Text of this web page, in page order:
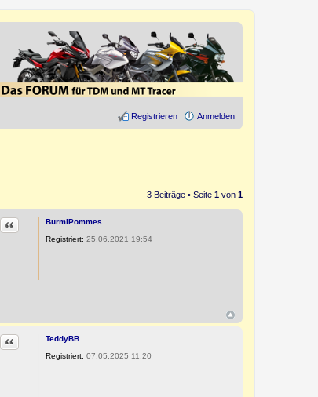
Anmelden
Registrieren
3 Beiträge • Seite 1 von 1
BurmiPommes
Registriert: 25.06.2021 19:54
Zitat
TeddyBB
Registriert: 07.05.2025 11:20
Zitat